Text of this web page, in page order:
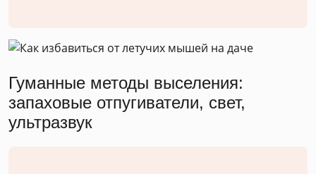
Гуманные методы выселения:
запаховые отпугиватели, свет,
ультразвук